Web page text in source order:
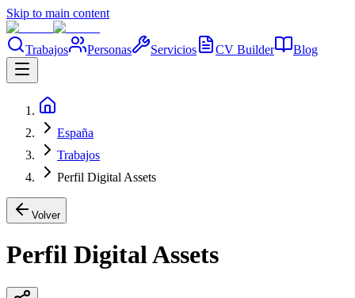
Skip to main content
Trabajos Personas Servicios CV Builder Blog
España
Trabajos
Perfil Digital Assets
Volver
Perfil Digital Assets